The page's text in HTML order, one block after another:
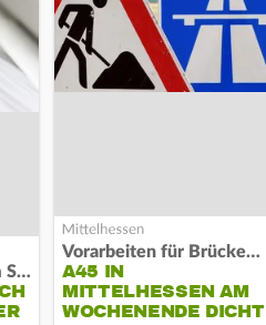
Kommunen rufen zum Sparen auf
Vorarbeiten für Brücken-Neubau
A45 IN
MITTELHESSEN AM
WOCHENENDE DICHT